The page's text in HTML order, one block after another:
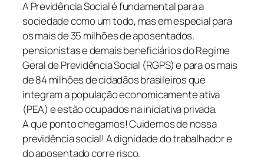
A Previdência Social é fundamental para a
sociedade como um todo, mas em especial para
os mais de 35 milhões de aposentados,
pensionistas e demais beneficiários do Regime
Geral de Previdência Social (RGPS) e para os mais
de 84 milhões de cidadãos brasileiros que
integram a população economicamente ativa
(PEA) e estão ocupados na iniciativa privada.
A que ponto chegamos! Cuidemos de nossa
previdência social! A dignidade do trabalhador e
do aposentado corre risco.